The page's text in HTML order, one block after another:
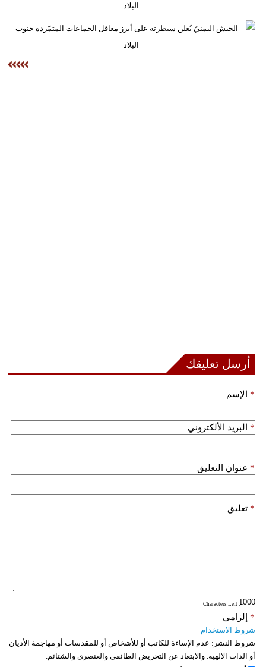
أرسل تعليقك
الإسم *
البريد الألكتروني *
عنوان التعليق *
تعليق *
: Characters Left
إلزامي *
شروط الاستخدام
شروط النشر: عدم الإساءة للكاتب أو للأشخاص أو للمقدسات أو مهاجمة الأديان
أو الذات الالهية. والابتعاد عن التحريض الطائفي والعنصري والشتائم.